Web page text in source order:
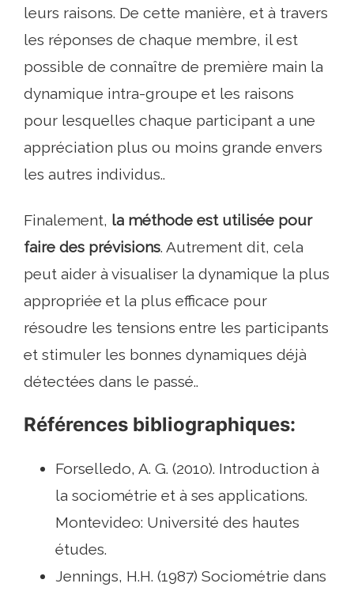
leurs raisons. De cette manière, et à travers
les réponses de chaque membre, il est
possible de connaître de première main la
dynamique intra-groupe et les raisons
pour lesquelles chaque participant a une
appréciation plus ou moins grande envers
les autres individus..
Finalement, la méthode est utilisée pour
faire des prévisions. Autrement dit, cela
peut aider à visualiser la dynamique la plus
appropriée et la plus efficace pour
résoudre les tensions entre les participants
et stimuler les bonnes dynamiques déjà
détectées dans le passé..
Références bibliographiques:
Forselledo, A. G. (2010). Introduction à
la sociométrie et à ses applications.
Montevideo: Université des hautes
études.
Jennings, H.H. (1987) Sociométrie dans